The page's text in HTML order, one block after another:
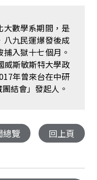
數學系期間，是
八九民運爆發後成
入獄十七個月。
威斯敏斯特大學政
年曾來台在中研
結會」發起人。
總覽 回上頁